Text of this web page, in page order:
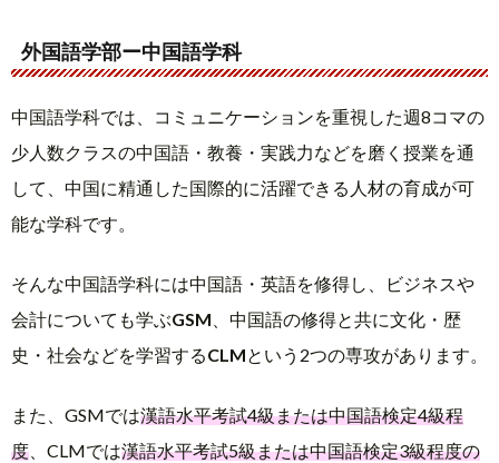
外国語学部ー中国語学科
中国語学科では、コミュニケーションを重視した週8コマの
少人数クラスの中国語・教養・実践力などを磨く授業を通
して、中国に精通した国際的に活躍できる人材の育成が可
能な学科です。
そんな中国語学科には中国語・英語を修得し、ビジネスや
会計についても学ぶGSM 、中国語の修得と共に文化・歴
史・社会などを学習するCLMという2つの専攻があります。
また、GSMでは漢語水平考試4級または中国語検定4級程
度 、CLMでは漢語水平考試5級または中国語検定3級程度の